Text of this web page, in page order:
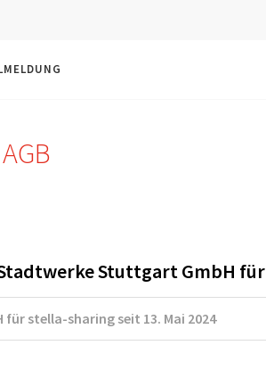
AGB
Stuttgart GmbH für
stella-sharing seit 13. Mai 2024